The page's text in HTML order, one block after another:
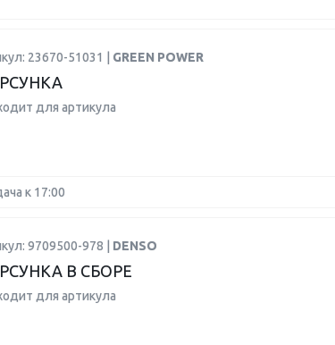
23670-51031 | GREEN POWER
для артикула
к 17:00
9709500-978 | DENSO
В СБОРЕ
для артикула